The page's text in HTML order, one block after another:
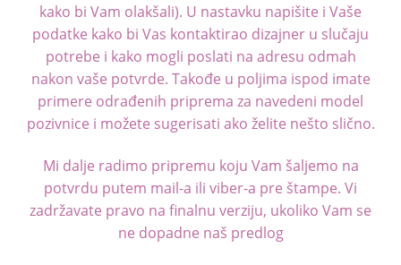
kako bi Vam olakšali). U nastavku napišite i Vaše
podatke kako bi Vas kontaktirao dizajner u slučaju
potrebe i kako mogli poslati na adresu odmah
nakon vaše potvrde. Takođe u poljima ispod imate
primere odrađenih priprema za navedeni model
pozivnice i možete sugerisati ako želite nešto slično.
Mi dalje radimo pripremu koju Vam šaljemo na
potvrdu putem mail-a ili viber-a pre štampe. Vi
zadržavate pravo na finalnu verziju, ukoliko Vam se
ne dopadne naš predlog